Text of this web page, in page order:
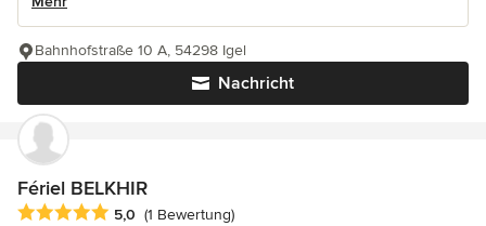
Nachricht
Bahnhofstraße 10 A, 54298 Igel
Fériel BELKHIR
Durchschnittliche Bewertung: 5 von 5 Sternen
5,0 (1 Bewertung)